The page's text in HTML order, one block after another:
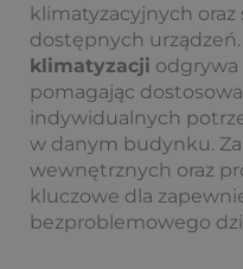
klimatyzacyjnych
dostępnych urządzeń.
klimatyzacji odgrywa
pomagając
indywidualnych
w danym budynku.
wewnętrznych oraz
kluczowe dla
bezproblemowego